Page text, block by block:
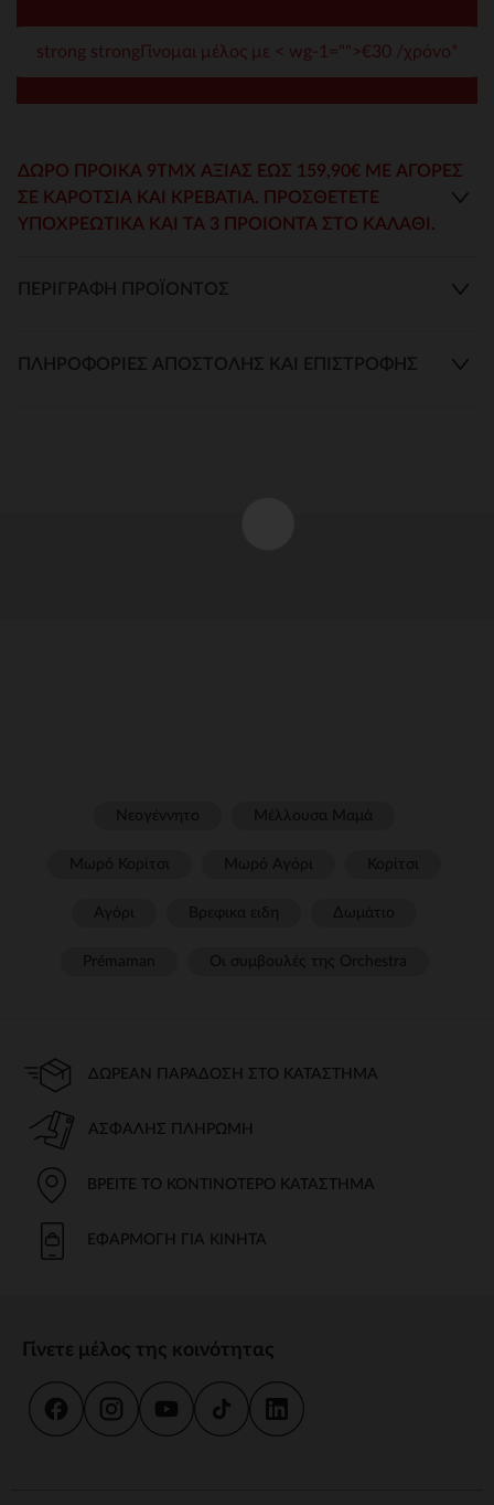
strong strongΓίνομαι μέλος με < wg-1="">€30 /χρόνο*
ΔΏΡΟ ΠΡΟΊΚΑ 9ΤΜΧ ΑΞΊΑΣ ΈΩΣ 159,90€ ΜΕ ΑΓΟΡΕΣ
ΣΕ ΚΑΡΌΤΣΙΑ ΚΑΙ ΚΡΕΒΆΤΙΑ. ΠΡΟΣΘΈΤΕΤΕ
ΥΠΟΧΡΕΩΤΙΚΆ ΚΑΙ ΤΑ 3 ΠΡΟΙΌΝΤΑ ΣΤΟ ΚΑΛΆΘΙ.
ΠΕΡΙΓΡΑΦΉ ΠΡΟΪΌΝΤΟΣ
ΠΛΗΡΟΦΟΡΊΕΣ ΑΠΟΣΤΟΛΉΣ ΚΑΙ ΕΠΙΣΤΡΟΦΉΣ
ΔΩΡΕΆΝ ΠΑΡΆΔΟΣΗ ΣΤΟ ΚΑΤΆΣΤΗΜΑ
ΑΣΦΑΛΉΣ ΠΛΗΡΩΜΉ
ΒΡΕΊΤΕ ΤΟ ΚΟΝΤΙΝΌΤΕΡΟ ΚΑΤΆΣΤΗΜΑ
ΕΦΑΡΜΟΓΉ ΓΙΑ ΚΙΝΗΤΆ
Γίνετε μέλος της κοινότητας